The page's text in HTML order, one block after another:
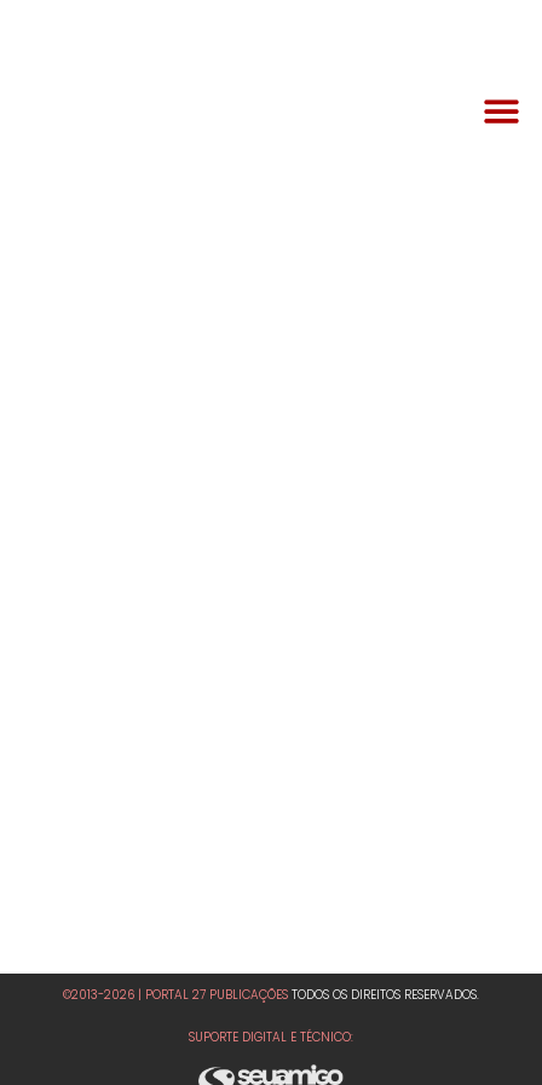
©2013-2026 | PORTAL 27 PUBLICAÇÕES TODOS OS DIREITOS RESERVADOS.
SUPORTE DIGITAL E TÉCNICO: